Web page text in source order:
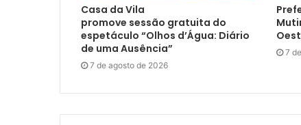
Casa da Vila
promove sessão gratuita do
espetáculo “Olhos d’Água: Diário
de uma Ausência”
7 de agosto de 2026
7